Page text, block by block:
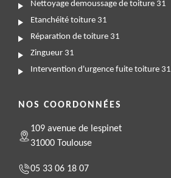
Nettoyage demoussage de toiture 31
Etanchéité toiture 31
Réparation de toiture 31
Zingueur 31
Intervention d'urgence fuite toiture 31
NOS COORDONNÉES
109 avenue de lespinet
31000 Toulouse
05 33 06 18 07